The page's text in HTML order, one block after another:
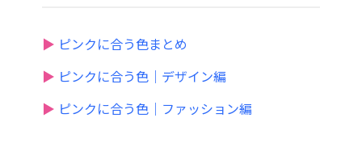
▶ ピンクに合う色まとめ
▶ ピンクに合う色｜デザイン編
▶ ピンクに合う色｜ファッション編